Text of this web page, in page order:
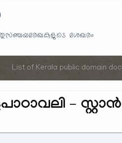
ശേഖരം
List of Kerala public domain
–